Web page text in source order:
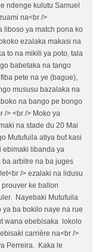
ndenge kulutu Samuel
na<br />
liboso ya match pona ko
ezalaka makasi na
to na mikili ya poto, tala
babetaka na tango
pete na ye (bague),
mususu bazalaka na
na bango pe bongo
> <br /> Moko ya
na stade du 20 Mai
Mutufuila atiya but kasi
ebimaki libanda ya
ba arbitre na ba juges
/> ezalaki na lidusu
ke ballon
Nayebaki Mutufuila
ba bokilo naye na rue
wana ebebisaka lokolo
carrière na<br />
Perreira. Kaka le